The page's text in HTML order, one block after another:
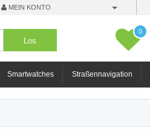
MEIN KONTO
0
Smartwatches Straßennavigation